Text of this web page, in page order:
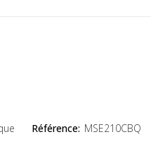
Référence: MSE210CBQ